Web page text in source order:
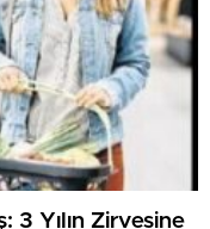
3 Yılın Zirvesine